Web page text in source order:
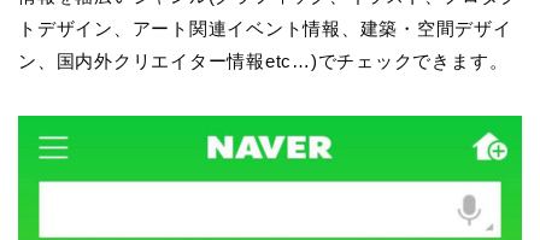
トデザイン、アート関連イベント情報、建築・空間デザイ
ン、国内外クリエイター情報etc…)でチェックできます。